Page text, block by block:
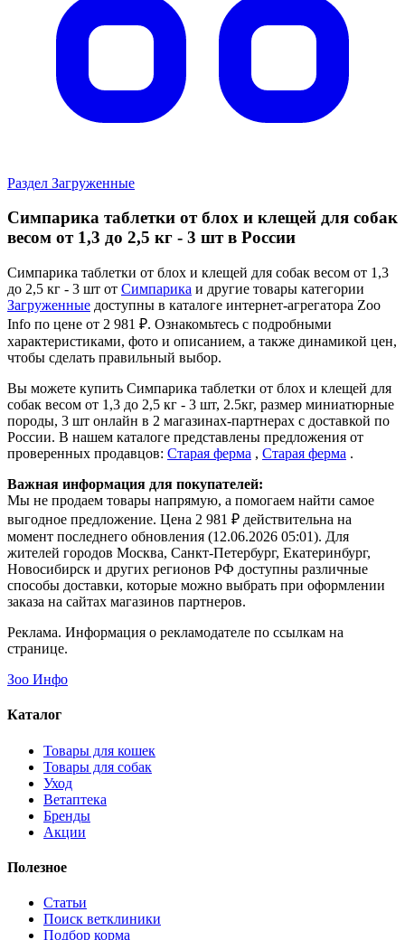
Раздел Загруженные
Симпарика таблетки от блох и клещей для собак
весом от 1,3 до 2,5 кг - 3 шт в России
Симпарика таблетки от блох и клещей для собак весом от 1,3
до 2,5 кг - 3 шт от Симпарика и другие товары категории
Загруженные доступны в каталоге интернет-агрегатора Zoo
Info по цене от 2 981 ₽. Ознакомьтесь с подробными
характеристиками, фото и описанием, а также динамикой цен,
чтобы сделать правильный выбор.
Вы можете купить Симпарика таблетки от блох и клещей для
собак весом от 1,3 до 2,5 кг - 3 шт, 2.5кг, размер миниатюрные
породы, 3 шт онлайн в 2 магазинах-партнерах с доставкой по
России. В нашем каталоге представлены предложения от
проверенных продавцов: Старая ферма , Старая ферма .
Важная информация для покупателей:
Мы не продаем товары напрямую, а помогаем найти самое
выгодное предложение. Цена 2 981 ₽ действительна на
момент последнего обновления (12.06.2026 05:01). Для
жителей городов Москва, Санкт-Петербург, Екатеринбург,
Новосибирск и других регионов РФ доступны различные
способы доставки, которые можно выбрать при оформлении
заказа на сайтах магазинов партнеров.
Реклама. Информация о рекламодателе по ссылкам на
странице.
Зоо Инфо
Каталог
Товары для кошек
Товары для собак
Уход
Ветаптека
Бренды
Акции
Полезное
Статьи
Поиск ветклиники
Подбор корма